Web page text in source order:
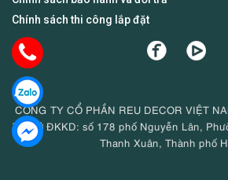
Chính sách thi công lắp đặt
CÔNG TY CỔ PHẦN REU DECOR VIỆT
Trụ sở ĐKKD: số 178 phố Nguyễn Lân,
Thanh Xuân, Thành phố